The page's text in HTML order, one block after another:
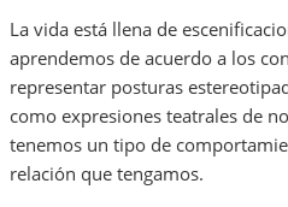
La vida está llena de
aprendemos de acuerdo a los
representar posturas
como expresiones teatrales de
tenemos un tipo de
relación que tengamos.